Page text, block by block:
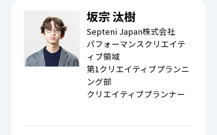
坂宗 汰樹
Septeni Japan株式会社
パフォーマンスクリエイテ
ィブ領域
第1クリエイティブプランニ
ング部
クリエイティブプランナー